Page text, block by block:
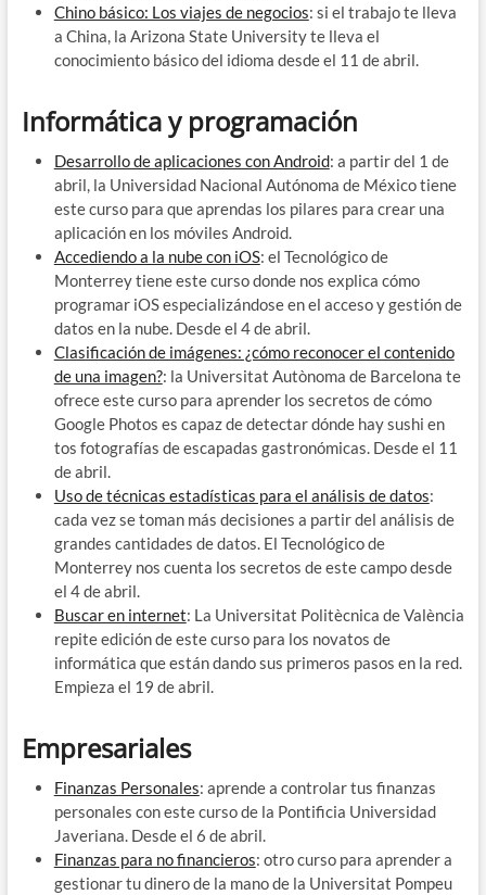
Chino básico: Los viajes de negocios: si el trabajo te lleva
a China, la Arizona State University te lleva el
conocimiento básico del idioma desde el 11 de abril.
Informática y programación
Desarrollo de aplicaciones con Android: a partir del 1 de
abril, la Universidad Nacional Autónoma de México tiene
este curso para que aprendas los pilares para crear una
aplicación en los móviles Android.
Accediendo a la nube con iOS: el Tecnológico de
Monterrey tiene este curso donde nos explica cómo
programar iOS especializándose en el acceso y gestión de
datos en la nube. Desde el 4 de abril.
Clasificación de imágenes: ¿cómo reconocer el contenido
de una imagen?: la Universitat Autònoma de Barcelona te
ofrece este curso para aprender los secretos de cómo
Google Photos es capaz de detectar dónde hay sushi en
tos fotografías de escapadas gastronómicas. Desde el 11
de abril.
Uso de técnicas estadísticas para el análisis de datos:
cada vez se toman más decisiones a partir del análisis de
grandes cantidades de datos. El Tecnológico de
Monterrey nos cuenta los secretos de este campo desde
el 4 de abril.
Buscar en internet: La Universitat Politècnica de València
repite edición de este curso para los novatos de
informática que están dando sus primeros pasos en la red.
Empieza el 19 de abril.
Empresariales
Finanzas Personales: aprende a controlar tus finanzas
personales con este curso de la Pontificia Universidad
Javeriana. Desde el 6 de abril.
Finanzas para no financieros: otro curso para aprender a
gestionar tu dinero de la mano de la Universitat Pompeu